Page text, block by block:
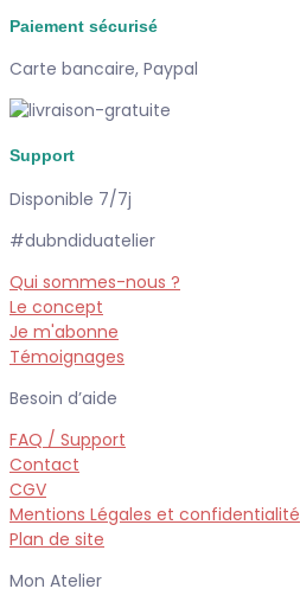
Paiement sécurisé
Carte bancaire, Paypal
Support
Disponible 7/7j
#dubndiduatelier
Qui sommes-nous ?
Le concept
Je m'abonne
Témoignages
Besoin d’aide
FAQ / Support
Contact
CGV
Mentions Légales et confidentialité
Plan de site
Mon Atelier